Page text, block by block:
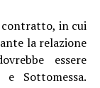
contratto, in cui
la relazione
essere
Sottomessa.